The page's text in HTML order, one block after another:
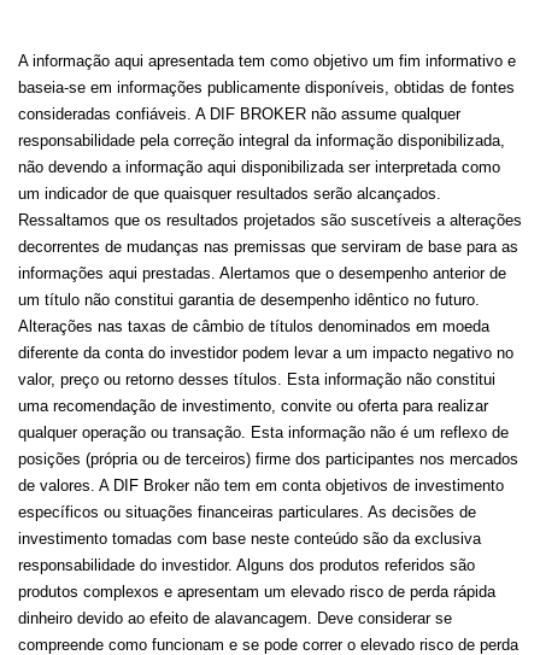
A informação aqui apresentada tem como objetivo um fim informativo e
baseia-se em informações publicamente disponíveis, obtidas de fontes
consideradas confiáveis. A DIF BROKER não assume qualquer
responsabilidade pela correção integral da informação disponibilizada,
não devendo a informação aqui disponibilizada ser interpretada como
um indicador de que quaisquer resultados serão alcançados.
Ressaltamos que os resultados projetados são suscetíveis a alterações
decorrentes de mudanças nas premissas que serviram de base para as
informações aqui prestadas. Alertamos que o desempenho anterior de
um título não constitui garantia de desempenho idêntico no futuro.
Alterações nas taxas de câmbio de títulos denominados em moeda
diferente da conta do investidor podem levar a um impacto negativo no
valor, preço ou retorno desses títulos. Esta informação não constitui
uma recomendação de investimento, convite ou oferta para realizar
qualquer operação ou transação. Esta informação não é um reflexo de
posições (própria ou de terceiros) firme dos participantes nos mercados
de valores. A DIF Broker não tem em conta objetivos de investimento
específicos ou situações financeiras particulares. As decisões de
investimento tomadas com base neste conteúdo são da exclusiva
responsabilidade do investidor. Alguns dos produtos referidos são
produtos complexos e apresentam um elevado risco de perda rápida
dinheiro devido ao efeito de alavancagem. Deve considerar se
compreende como funcionam e se pode correr o elevado risco de perda